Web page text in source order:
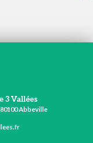
3 Vallées
Abbeville